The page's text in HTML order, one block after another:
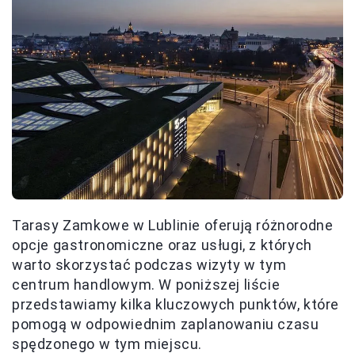
Tarasy Zamkowe w Lublinie oferują różnorodne
opcje gastronomiczne oraz usługi, z których
warto skorzystać podczas wizyty w tym
centrum handlowym. W poniższej liście
przedstawiamy kilka kluczowych punktów, które
pomogą w odpowiednim zaplanowaniu czasu
spędzonego w tym miejscu.